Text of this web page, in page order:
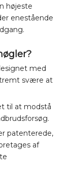
højeste
enestående
med
svære at
til at modstå
patenterede,
af